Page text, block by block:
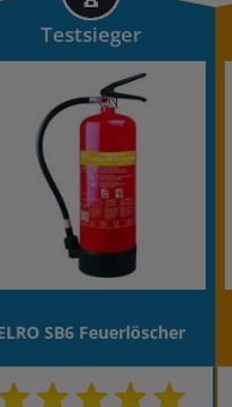
Testsieger
SB6 Feuerlöscher